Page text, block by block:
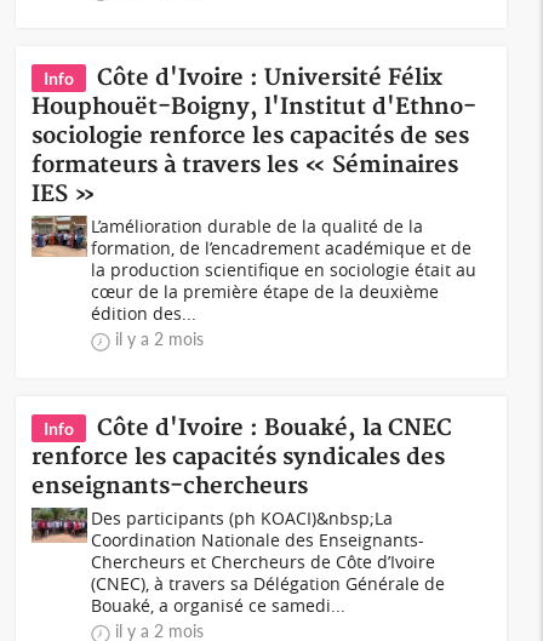
Info
Côte d'Ivoire : Université Félix
Houphouët-Boigny, l'Institut d'Ethno-
sociologie renforce les capacités de ses
formateurs à travers les « Séminaires
IES »
L’amélioration durable de la qualité de la
formation, de l’encadrement académique et de
la production scientifique en sociologie était au
cœur de la première étape de la deuxième
édition des...
il y a 2 mois
Info
Côte d'Ivoire : Bouaké, la CNEC
renforce les capacités syndicales des
enseignants-chercheurs
Des participants (ph KOACI)&nbsp;La
Coordination Nationale des Enseignants-
Chercheurs et Chercheurs de Côte d’Ivoire
(CNEC), à travers sa Délégation Générale de
Bouaké, a organisé ce samedi...
il y a 2 mois